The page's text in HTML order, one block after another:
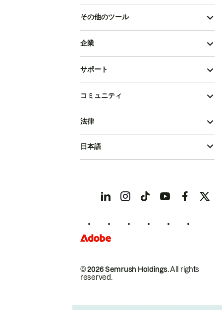
その他のツール
企業
サポート
コミュニティ
© 2026 Semrush Holdings.All rights
reserved.
法律
日本語